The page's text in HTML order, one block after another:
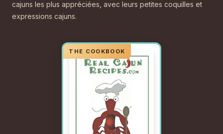
cajuns les plus appréciées, avec leurs petites coquilles et
expressions cajuns.